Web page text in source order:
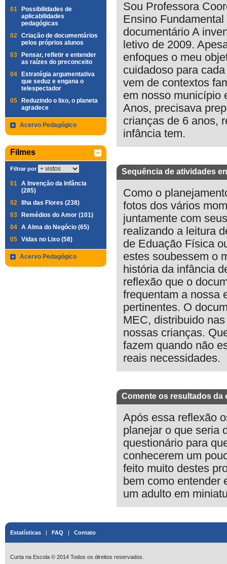
01
Possibilidades de
aplicabilidades
pedagógicas
02 Criação de documentários
pelos próprios alunos
03
Pensar, refletir e entender
as raízes do preconceito
04
Estratégia argumentativa
que seduz e engana o
telespectador
05
Reduzindo o lixo, o planeta
agradece
Acervo Pedagógico
Filmes
Filtrar por
01 A Invenção da Infância
(285)
02
Ilha das Flores (238)
03
Remédios do Amor (101)
04 A Alma do Negócio (65)
05 Vidas no Lixo (58)
Acervo Pedagógico
Sou Professora
Ensino
documentário A
letivo de 2009.
enfoques o meu
cuidadoso para
vem de contextos
em nosso município
Anos, precisava
crianças de 6 anos,
infância tem.
Sequência de atividades
Como o
fotos dos vários
juntamente com
realizando a leitura
de Eduação Física
estes soubessem o
história da infância
reflexão que o
frequentam a nossa
pertinentes. O
MEC, distribuido
nossas crianças.
fazem quando não
reais necessidades.
Comente os resultados da
Após essa reflexão
planejar o que seria
questionário para
conhecerem um
feito muito destes
bem como entender
um adulto em
Estatísticas | FAQ | Contato
Curta na Escola © 2014 Todos os direitos reservados.